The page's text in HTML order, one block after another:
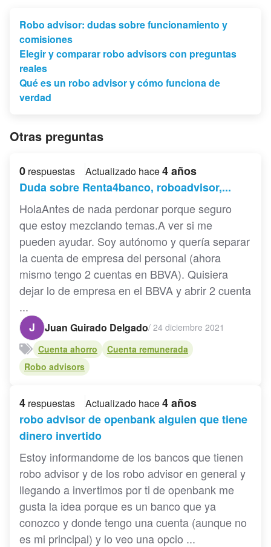
Robo advisor: dudas sobre funcionamiento y
comisiones
Elegir y comparar robo advisors con preguntas
reales
Qué es un robo advisor y cómo funciona de
verdad
Otras preguntas
0 respuestas Actualizado hace4 años
Duda sobre Renta4banco, roboadvisor,...
HolaAntes de nada perdonar porque seguro
que estoy mezclando temas.A ver si me
pueden ayudar. Soy autónomo y quería separar
la cuenta de empresa del personal (ahora
mismo tengo 2 cuentas en BBVA). Quisiera
dejar lo de empresa en el BBVA y abrir 2 cuenta
...
J
Juan Guirado Delgado/ 24 diciembre 2021
Cuenta ahorro
Cuenta remunerada
Robo advisors
4 respuestas Actualizado hace4 años
robo advisor de openbank alguien que tiene
dinero invertido
Estoy informandome de los bancos que tienen
robo advisor y de los robo advisor en general y
llegando a invertimos por ti de openbank me
gusta la idea porque es un banco que ya
conozco y donde tengo una cuenta (aunque no
es mi principal) y lo veo una opcio ...